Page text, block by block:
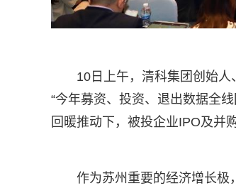
10日上午，清科集团创始
“今年募资、投资、退出数据全
回暖推动下，被投企业IPO及并
作为苏州重要的经济增长极